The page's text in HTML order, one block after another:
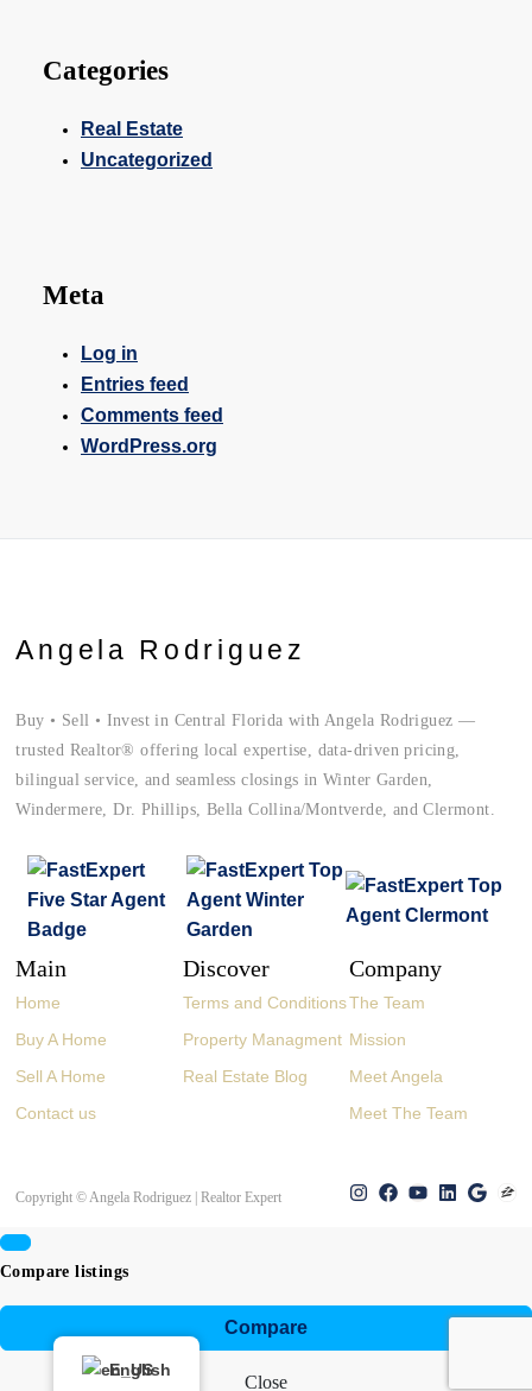
Categories
Real Estate
Uncategorized
Meta
Log in
Entries feed
Comments feed
WordPress.org
Angela Rodriguez
Buy • Sell • Invest in Central Florida with Angela Rodriguez —
trusted Realtor® offering local expertise, data-driven pricing,
bilingual service, and seamless closings in Winter Garden,
Windermere, Dr. Phillips, Bella Collina/Montverde, and Clermont.
Main
Home
Buy A Home
Sell A Home
Contact us
Discover
Terms and Conditions
Property Managment
Real Estate Blog
Company
The Team
Mission
Meet Angela
Meet The Team
Copyright © Angela Rodriguez | Realtor Expert
Compare listings
Compare
Close
English